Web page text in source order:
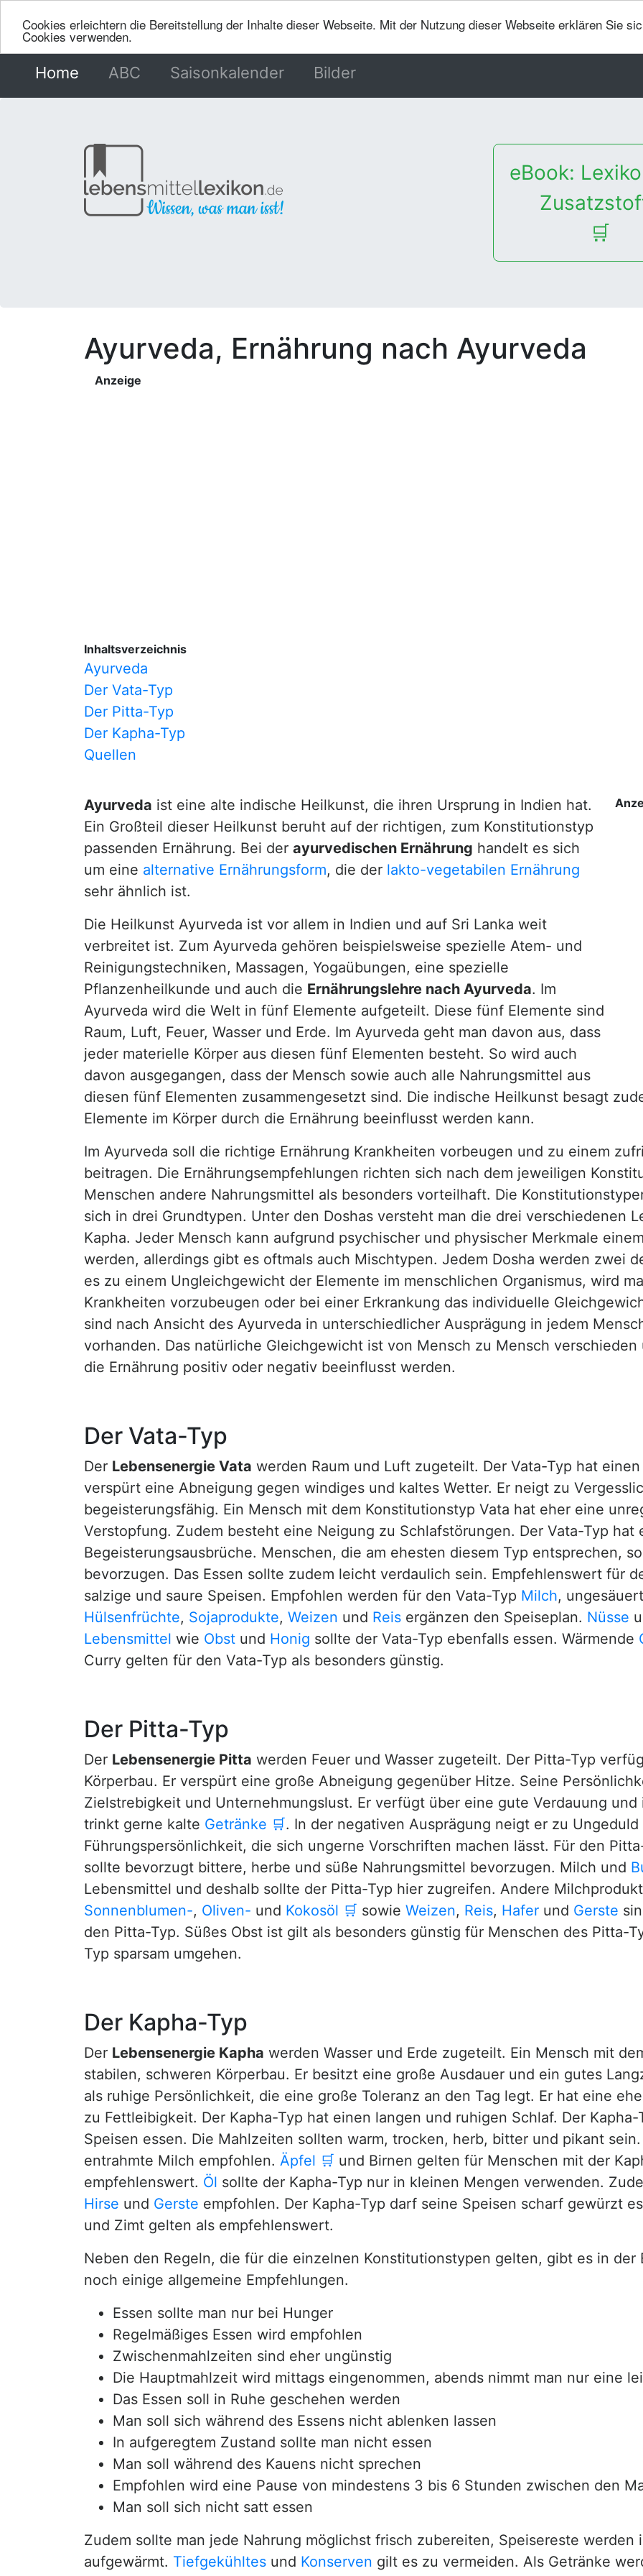
Cookies erleichtern die Bereitstellung der Inhalte dieser Webseite. Mit der Nutzung dieser Webseite erklären Sie
Cookies verwenden.
Home (current)
ABC Saisonkalender Bilder
eBook:
🛒
Ayurveda, Ernährung nach Ayurveda
Anzeige
Inhaltsverzeichnis
Ayurveda
Der Vata-Typ
Der Pitta-Typ
Der Kapha-Typ
Quellen
Ayurveda ist eine alte indische Heilkunst, die ihren Ursprung in Indien hat.
Ein Großteil dieser Heilkunst beruht auf der richtigen, zum Konstitutionstyp
passenden Ernährung. Bei der ayurvedischen Ernährung handelt es sich
um eine alternative Ernährungsform, die der lakto-vegetabilen Ernährung
sehr ähnlich ist.
Die Heilkunst Ayurveda ist vor allem in Indien und auf Sri Lanka weit
verbreitet ist. Zum Ayurveda gehören beispielsweise spezielle Atem- und
Reinigungstechniken, Massagen, Yogaübungen, eine spezielle
Pflanzenheilkunde und auch die Ernährungslehre nach Ayurveda. Im
Ayurveda wird die Welt in fünf Elemente aufgeteilt. Diese fünf Elemente sind
Raum, Luft, Feuer, Wasser und Erde. Im Ayurveda geht man davon aus, dass
jeder materielle Körper aus diesen fünf Elementen besteht. So wird auch
davon ausgegangen, dass der Mensch sowie auch alle Nahrungsmittel aus
diesen fünf Elementen zusammengesetzt sind. Die indische Heilkunst besagt
Elemente im Körper durch die Ernährung beeinflusst werden kann.
Im Ayurveda soll die richtige Ernährung Krankheiten vorbeugen und zu einem
beitragen. Die Ernährungsempfehlungen richten sich nach dem jeweiligen
Menschen andere Nahrungsmittel als besonders vorteilhaft. Die
sich in drei Grundtypen. Unter den Doshas versteht man die drei verschiedenen
Kapha. Jeder Mensch kann aufgrund psychischer und physischer Merkmale
werden, allerdings gibt es oftmals auch Mischtypen. Jedem Dosha werden zwei
es zu einem Ungleichgewicht der Elemente im menschlichen Organismus, wird
Krankheiten vorzubeugen oder bei einer Erkrankung das individuelle
sind nach Ansicht des Ayurveda in unterschiedlicher Ausprägung in jedem
vorhanden. Das natürliche Gleichgewicht ist von Mensch zu Mensch
die Ernährung positiv oder negativ beeinflusst werden.
Der Vata-Typ
Der Lebensenergie Vata werden Raum und Luft zugeteilt. Der Vata-Typ hat
verspürt eine Abneigung gegen windiges und kaltes Wetter. Er neigt zu
begeisterungsfähig. Ein Mensch mit dem Konstitutionstyp Vata hat eher eine
Verstopfung. Zudem besteht eine Neigung zu Schlafstörungen. Der Vata-Typ
Begeisterungsausbrüche. Menschen, die am ehesten diesem Typ entsprechen,
bevorzugen. Das Essen sollte zudem leicht verdaulich sein. Empfehlenswert für
salzige und saure Speisen. Empfohlen werden für den Vata-Typ Milch,
Hülsenfrüchte, Sojaprodukte, Weizen und Reis ergänzen den Speiseplan. Nüsse
Lebensmittel wie Obst und Honig sollte der Vata-Typ ebenfalls essen. Wärmende
Curry gelten für den Vata-Typ als besonders günstig.
Der Pitta-Typ
Der Lebensenergie Pitta werden Feuer und Wasser zugeteilt. Der Pitta-Typ
Körperbau. Er verspürt eine große Abneigung gegenüber Hitze. Seine
Zielstrebigkeit und Unternehmungslust. Er verfügt über eine gute Verdauung
trinkt gerne kalte Getränke 🛒. In der negativen Ausprägung neigt er zu
Führungspersönlichkeit, die sich ungerne Vorschriften machen lässt. Für den
sollte bevorzugt bittere, herbe und süße Nahrungsmittel bevorzugen. Milch und
Lebensmittel und deshalb sollte der Pitta-Typ hier zugreifen. Andere
Sonnenblumen-, Oliven- und Kokosöl 🛒 sowie Weizen, Reis, Hafer und Gerste
den Pitta-Typ. Süßes Obst ist gilt als besonders günstig für Menschen des Pitta-
Typ sparsam umgehen.
Der Kapha-Typ
Der Lebensenergie Kapha werden Wasser und Erde zugeteilt. Ein Mensch mit
stabilen, schweren Körperbau. Er besitzt eine große Ausdauer und ein gutes
als ruhige Persönlichkeit, die eine große Toleranz an den Tag legt. Er hat eine
zu Fettleibigkeit. Der Kapha-Typ hat einen langen und ruhigen Schlaf. Der
Speisen essen. Die Mahlzeiten sollten warm, trocken, herb, bitter und pikant
entrahmte Milch empfohlen. Äpfel 🛒 und Birnen gelten für Menschen mit der
empfehlenswert. Öl sollte der Kapha-Typ nur in kleinen Mengen verwenden.
Hirse und Gerste empfohlen. Der Kapha-Typ darf seine Speisen scharf gewürzt
und Zimt gelten als empfehlenswert.
Neben den Regeln, die für die einzelnen Konstitutionstypen gelten, gibt es in der
noch einige allgemeine Empfehlungen.
Essen sollte man nur bei Hunger
Regelmäßiges Essen wird empfohlen
Zwischenmahlzeiten sind eher ungünstig
Die Hauptmahlzeit wird mittags eingenommen, abends nimmt man nur eine
Das Essen soll in Ruhe geschehen werden
Man soll sich während des Essens nicht ablenken lassen
In aufgeregtem Zustand sollte man nicht essen
Man soll während des Kauens nicht sprechen
Empfohlen wird eine Pause von mindestens 3 bis 6 Stunden zwischen den
Man soll sich nicht satt essen
Zudem sollte man jede Nahrung möglichst frisch zubereiten, Speisereste werden
aufgewärmt. Tiefgekühltes und Konserven gilt es zu vermeiden. Als Getränke